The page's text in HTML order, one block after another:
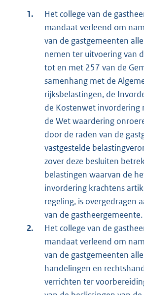
Het college van de
mandaat verleend om
van de gastgemeenten
nemen ter uitvoering van
tot en met 257 van de
samenhang met de
rijksbelastingen, de
de Kostenwet invordering
de Wet waardering
door de raden van de
vastgestelde
zover deze besluiten
belastingen waarvan de
invordering krachtens
regeling, is overgedragen
van de gastheergemeente.
Het college van de
mandaat verleend om
van de gastgemeenten
handelingen en
verrichten ter